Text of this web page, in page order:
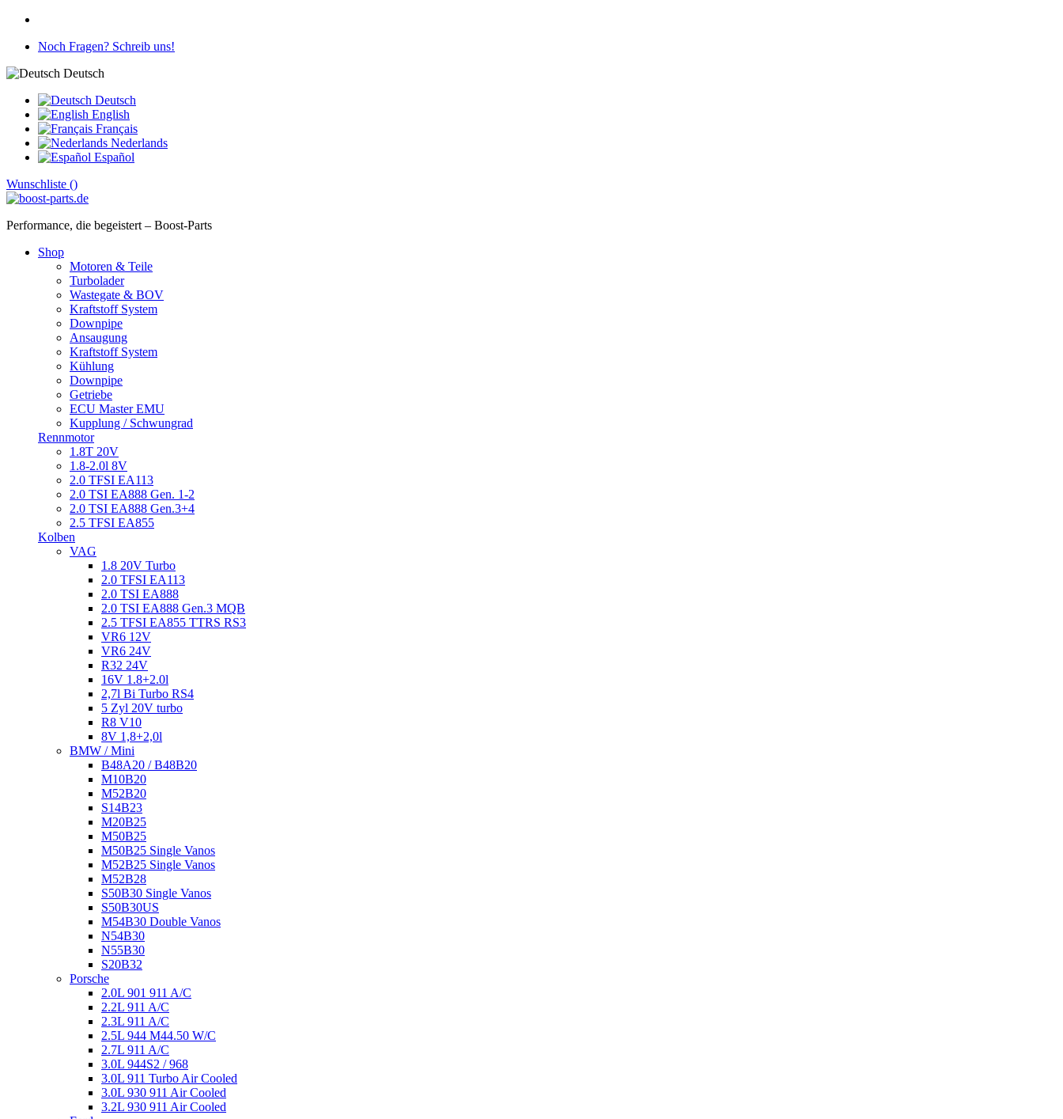
Noch Fragen? Schreib uns!
Deutsch
Deutsch
English
Français
Nederlands
Español
Wunschliste ()
Performance, die begeistert – Boost-Parts
Shop
Motoren & Teile
Turbolader
Wastegate & BOV
Kraftstoff System
Downpipe
Ansaugung
Kraftstoff System
Kühlung
Downpipe
Getriebe
ECU Master EMU
Kupplung / Schwungrad
Rennmotor
1.8T 20V
1.8-2.0l 8V
2.0 TFSI EA113
2.0 TSI EA888 Gen. 1-2
2.0 TSI EA888 Gen.3+4
2.5 TFSI EA855
Kolben
VAG
1.8 20V Turbo
2.0 TFSI EA113
2.0 TSI EA888
2.0 TSI EA888 Gen.3 MQB
2.5 TFSI EA855 TTRS RS3
VR6 12V
VR6 24V
R32 24V
16V 1.8+2.0l
2,7l Bi Turbo RS4
5 Zyl 20V turbo
R8 V10
8V 1,8+2,0l
BMW / Mini
B48A20 / B48B20
M10B20
M52B20
S14B23
M20B25
M50B25
M50B25 Single Vanos
M52B25 Single Vanos
M52B28
S50B30 Single Vanos
S50B30US
M54B30 Double Vanos
N54B30
N55B30
S20B32
Porsche
2.0L 901 911 A/C
2.2L 911 A/C
2.3L 911 A/C
2.5L 944 M44.50 W/C
2.7L 911 A/C
3.0L 944S2 / 968
3.0L 911 Turbo Air Cooled
3.0L 930 911 Air Cooled
3.2L 930 911 Air Cooled